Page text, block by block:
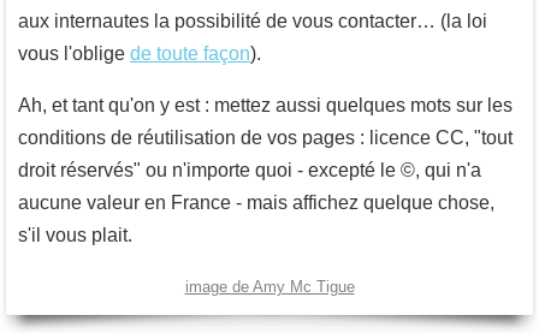
aux internautes la possibilité de vous contacter… (la loi
vous l'oblige de toute façon).
Ah, et tant qu'on y est : mettez aussi quelques mots sur les
conditions de réutilisation de vos pages : licence CC, "tout
droit réservés" ou n'importe quoi - excepté le ©, qui n'a
aucune valeur en France - mais affichez quelque chose,
s'il vous plait.
image de Amy Mc Tigue